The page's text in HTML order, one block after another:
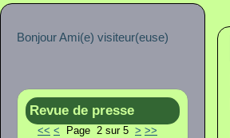
Bonjour Ami(e) visiteur(euse)
Revue de presse
<< < Page 2 sur 5 > >>